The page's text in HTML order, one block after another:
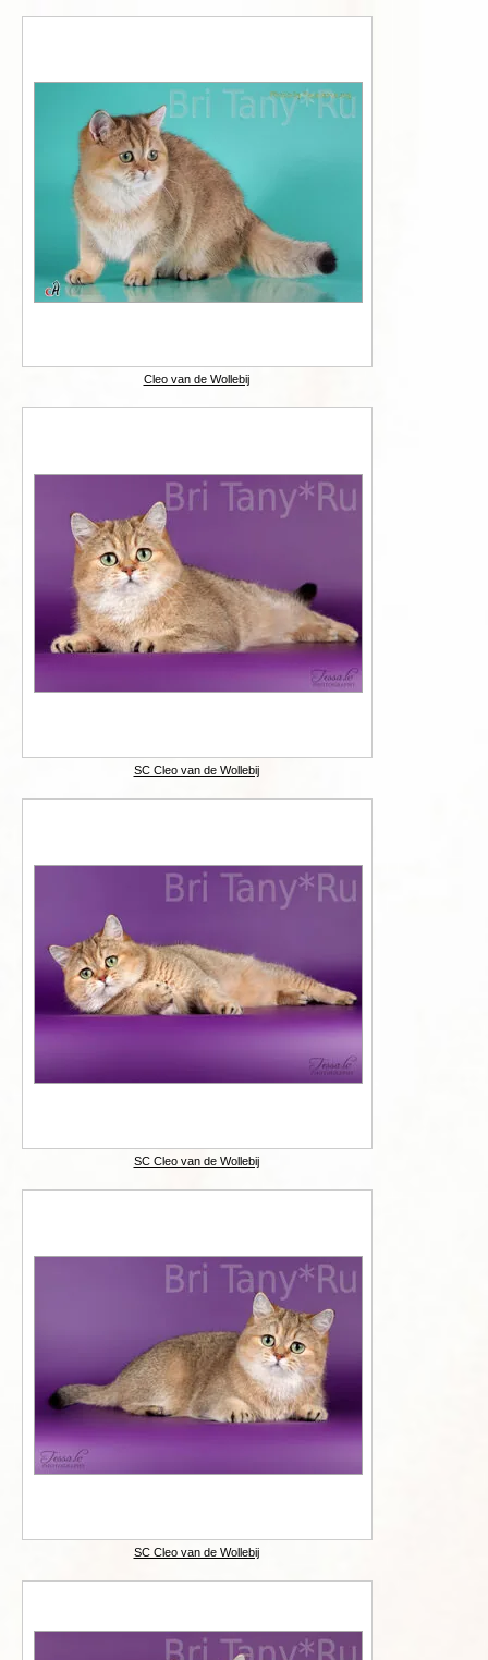
Cleo van de Wollebij
SC Cleo van de Wollebij
SC Cleo van de Wollebij
SC Cleo van de Wollebij